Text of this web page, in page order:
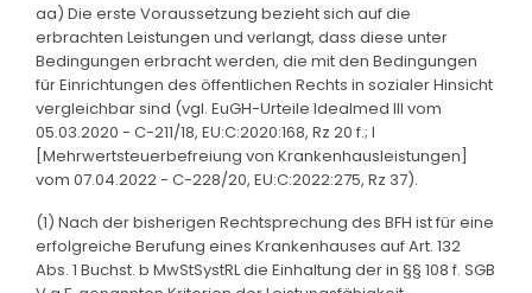
aa) Die erste Voraussetzung bezieht sich auf die
erbrachten Leistungen und verlangt, dass diese unter
Bedingungen erbracht werden, die mit den Bedingungen
für Einrichtungen des öffentlichen Rechts in sozialer Hinsicht
vergleichbar sind (vgl. EuGH-Urteile Idealmed III vom
05.03.2020 - C-211/18, EU:C:2020:168, Rz 20 f.; I
[Mehrwertsteuerbefreiung von Krankenhausleistungen]
vom 07.04.2022 - C-228/20, EU:C:2022:275, Rz 37).
(1) Nach der bisherigen Rechtsprechung des BFH ist für eine
erfolgreiche Berufung eines Krankenhauses auf Art. 132
Abs. 1 Buchst. b MwStSystRL die Einhaltung der in §§ 108 f. SGB